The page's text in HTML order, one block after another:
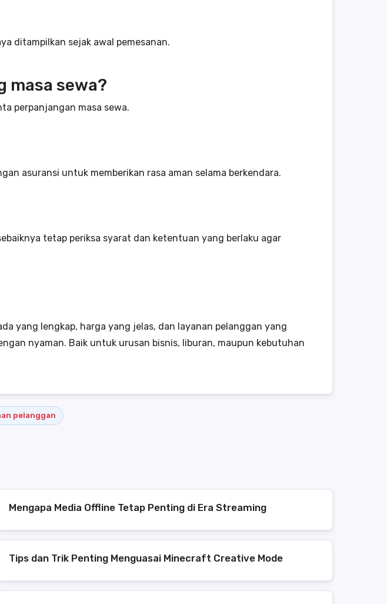
ditampilkan sejak awal pemesanan.
masa sewa?
perpanjangan masa sewa.
asuransi untuk memberikan rasa aman selama berkendara.
tetap periksa syarat dan ketentuan yang berlaku agar
yang lengkap, harga yang jelas, dan layanan pelanggan yang
nyaman. Baik untuk urusan bisnis, liburan, maupun kebutuhan
pelanggan
Mengapa Media Offline Tetap Penting di Era Streaming
Tips dan Trik Penting Menguasai Minecraft Creative Mode